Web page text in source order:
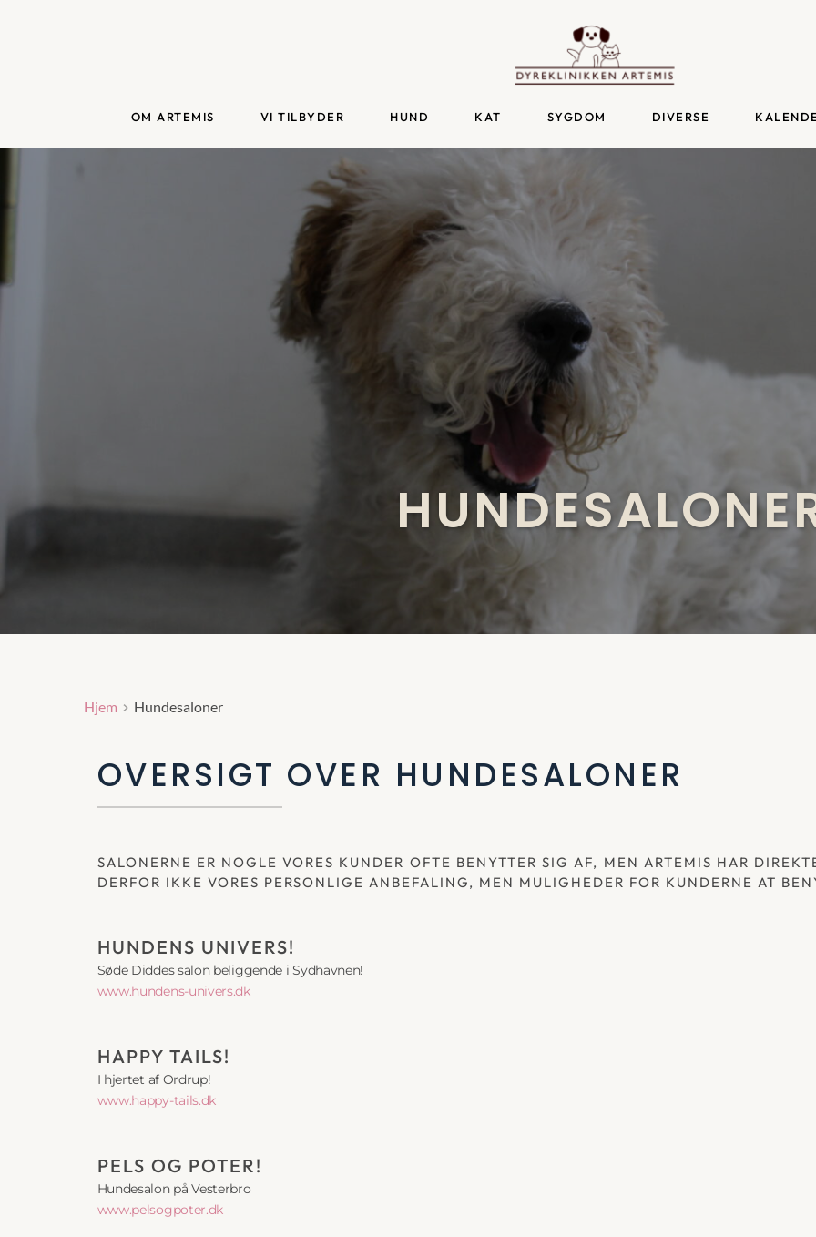
OM ARTEMIS VI TILBYDER HUND KAT SYGDOM DIVERSE
Hjem Hundesaloner
OVERSIGT OVER HUNDESALONER
SALONERNE ER NOGLE VORES KUNDER OFTE BENYTTER SIG AF, MEN ARTEMIS HAR
DERFOR IKKE VORES PERSONLIGE ANBEFALING, MEN MULIGHEDER FOR KUNDERNE AT
HUNDENS UNIVERS!
Søde Diddes salon beliggende i Sydhavnen!
www.hundens-univers.dk
HAPPY TAILS!
I hjertet af Ordrup!
www.happy-tails.dk
PELS OG POTER!
Hundesalon på Vesterbro
www.pelsogpoter.dk